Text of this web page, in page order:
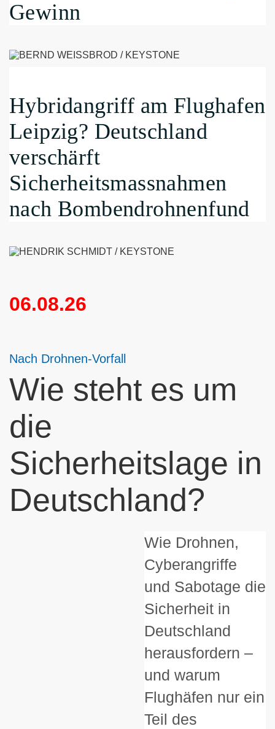
Gewinn
Hybridangriff am Flughafen
Leipzig? Deutschland
verschärft
Sicherheitsmassnahmen
nach Bombendrohnenfund
06.08.26
Nach Drohnen-Vorfall
Wie steht es um
die
Sicherheitslage in
Deutschland?
Wie Drohnen,
Cyberangriffe
und Sabotage die
Sicherheit in
Deutschland
herausfordern –
und warum
Flughäfen nur ein
Teil des